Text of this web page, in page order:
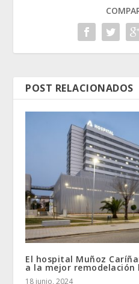
POST RELACIONADOS
El hospital Muñoz
a la mejor
18 junio, 2024